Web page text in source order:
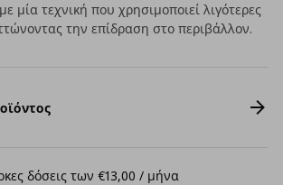
μία τεχνική που χρησιμοποιεί λιγότερες
την επίδραση στο περιβάλλον.
δόσεις των €13,00 / μήνα